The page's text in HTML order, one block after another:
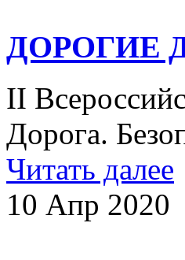
ДОРОГИЕ
II
Дорога.
Читать далее
10 Апр 2020